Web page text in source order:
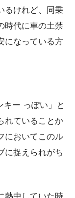
るけれど、同乗
時代に車の土禁
になっている方
ー っぽい」と
れていることか
においてこのル
に捉えられがち